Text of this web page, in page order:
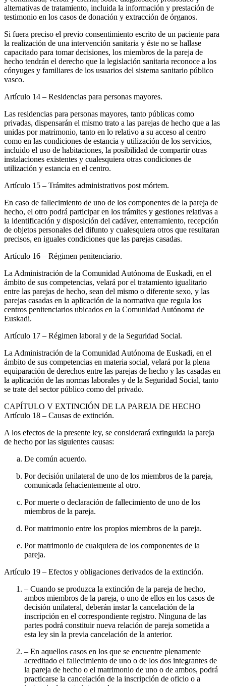
alternativas de tratamiento, incluida la información y prestación de
testimonio en los casos de donación y extracción de órganos.
Si fuera preciso el previo consentimiento escrito de un paciente para
la realización de una intervención sanitaria y éste no se hallase
capacitado para tomar decisiones, los miembros de la pareja de
hecho tendrán el derecho que la legislación sanitaria reconoce a los
cónyuges y familiares de los usuarios del sistema sanitario público
vasco.
Artículo 14 – Residencias para personas mayores.
Las residencias para personas mayores, tanto públicas como
privadas, dispensarán el mismo trato a las parejas de hecho que a las
unidas por matrimonio, tanto en lo relativo a su acceso al centro
como en las condiciones de estancia y utilización de los servicios,
incluido el uso de habitaciones, la posibilidad de compartir otras
instalaciones existentes y cualesquiera otras condiciones de
utilización y estancia en el centro.
Artículo 15 – Trámites administrativos post mórtem.
En caso de fallecimiento de uno de los componentes de la pareja de
hecho, el otro podrá participar en los trámites y gestiones relativas a
la identificación y disposición del cadáver, enterramiento, recepción
de objetos personales del difunto y cualesquiera otros que resultaran
precisos, en iguales condiciones que las parejas casadas.
Artículo 16 – Régimen penitenciario.
La Administración de la Comunidad Autónoma de Euskadi, en el
ámbito de sus competencias, velará por el tratamiento igualitario
entre las parejas de hecho, sean del mismo o diferente sexo, y las
parejas casadas en la aplicación de la normativa que regula los
centros penitenciarios ubicados en la Comunidad Autónoma de
Euskadi.
Artículo 17 – Régimen laboral y de la Seguridad Social.
La Administración de la Comunidad Autónoma de Euskadi, en el
ámbito de sus competencias en materia social, velará por la plena
equiparación de derechos entre las parejas de hecho y las casadas en
la aplicación de las normas laborales y de la Seguridad Social, tanto
se trate del sector público como del privado.
CAPÍTULO V EXTINCIÓN DE LA PAREJA DE HECHO
Artículo 18 – Causas de extinción.
A los efectos de la presente ley, se considerará extinguida la pareja
de hecho por las siguientes causas:
De común acuerdo.
Por decisión unilateral de uno de los miembros de la pareja,
comunicada fehacientemente al otro.
Por muerte o declaración de fallecimiento de uno de los
miembros de la pareja.
Por matrimonio entre los propios miembros de la pareja.
Por matrimonio de cualquiera de los componentes de la
pareja.
Artículo 19 – Efectos y obligaciones derivados de la extinción.
– Cuando se produzca la extinción de la pareja de hecho,
ambos miembros de la pareja, o uno de ellos en los casos de
decisión unilateral, deberán instar la cancelación de la
inscripción en el correspondiente registro. Ninguna de las
partes podrá constituir nueva relación de pareja sometida a
esta ley sin la previa cancelación de la anterior.
– En aquellos casos en los que se encuentre plenamente
acreditado el fallecimiento de uno o de los dos integrantes de
la pareja de hecho o el matrimonio de uno o de ambos, podrá
practicarse la cancelación de la inscripción de oficio o a